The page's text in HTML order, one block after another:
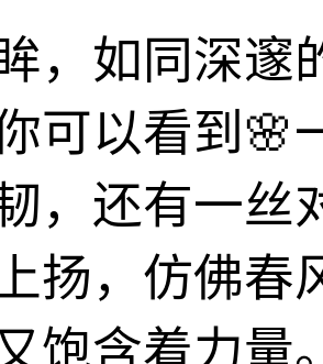
，如同深邃
可以看到🌸
，还有一丝
扬，仿佛春
饱含着力量